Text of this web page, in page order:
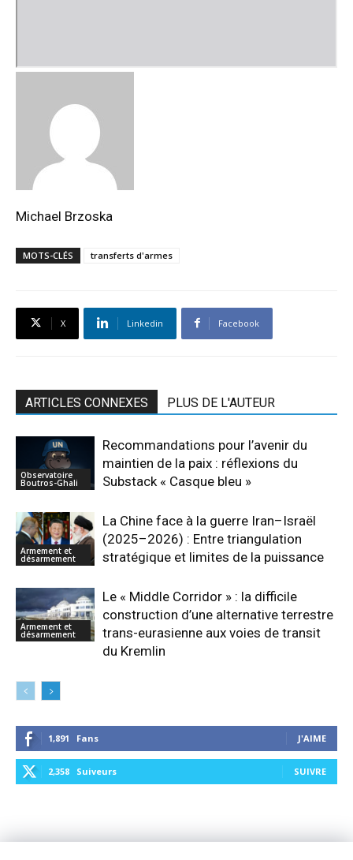
Michael Brzoska
MOTS-CLÉS transferts d'armes
X Linkedin Facebook
ARTICLES CONNEXES PLUS DE L'AUTEUR
Observatoire
Boutros-Ghali
Recommandations pour l’avenir du
maintien de la paix : réflexions du
Substack « Casque bleu »
Armement et
désarmement
La Chine face à la guerre Iran–Israël
(2025–2026) : Entre triangulation
stratégique et limites de la puissance
Armement et
désarmement
Le « Middle Corridor » : la difficile
construction d’une alternative terrestre
trans-eurasienne aux voies de transit
du Kremlin
1,891 Fans J'AIME
2,358 Suiveurs SUIVRE